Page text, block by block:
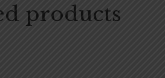
products